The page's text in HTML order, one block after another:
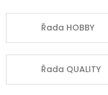
Řada HOBBY
Řada QUALITY